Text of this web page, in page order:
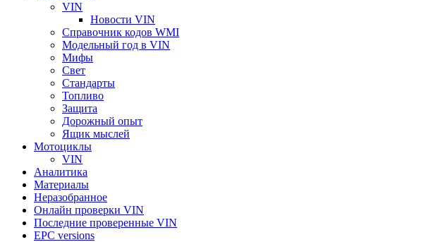
VIN
Новости VIN
Справочник кодов WMI
Модельный год в VIN
Мифы
Свет
Стандарты
Топливо
Защита
Дорожный опыт
Ящик мыслей
Мотоциклы
VIN
Аналитика
Материалы
Неразобранное
Онлайн проверки VIN
Последние проверенные VIN
EPC versions